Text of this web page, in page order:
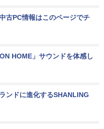
古PC情報はこのページでチ
HOME」サウンドを体感し
ンドに進化するSHANLING